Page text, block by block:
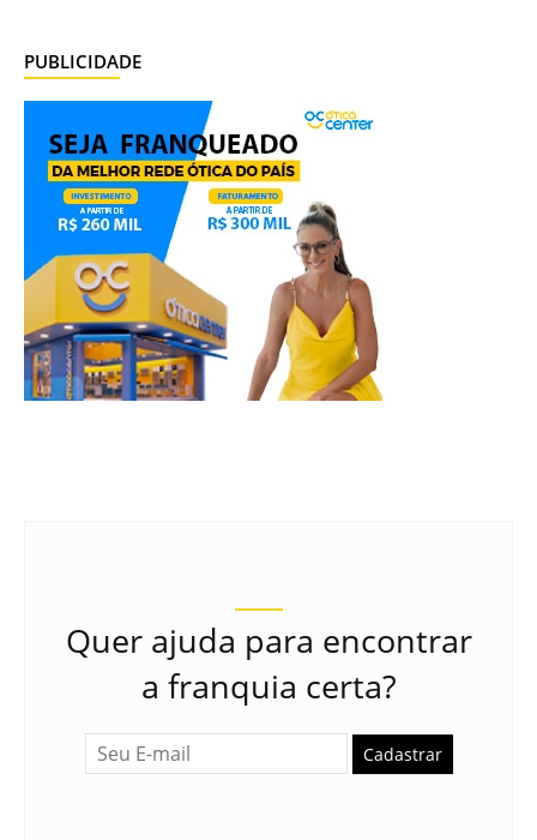
PUBLICIDADE
Quer ajuda para encontrar
a franquia certa?
Cadastrar